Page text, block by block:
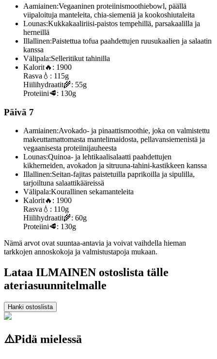
Aamiainen:Vegaaninen proteiinismoothiebowl, päällä
viipaloituja manteleita, chia-siemeniä ja kookoshiutaleita
Lounas:Kukkakaaliriisi-paistos tempehillä, parsakaalilla ja
herneillä
Illallinen:Paistettua tofua paahdettujen ruusukaalien ja salaatin
kanssa
Välipala:Selleritikut tahinilla
Kalorit🔥: 1900
Rasva 💧: 115g
Hiilihydraatit🌾: 55g
Proteiini🥩: 130g
Päivä 7
Aamiainen:Avokado- ja pinaattismoothie, joka on valmistettu
makeuttamattomasta mantelimaidosta, pellavansiemenistä ja
vegaanisesta proteiinijauheesta
Lounas:Quinoa- ja lehtikaalisalaatti paahdettujen
kikherneiden, avokadon ja sitruuna-tahini-kastikkeen kanssa
Illallinen:Seitan-fajitas paistetuilla paprikoilla ja sipulilla,
tarjoiltuna salaattikääreissä
Välipala:Kourallinen sekamanteleita
Kalorit🔥: 1900
Rasva 💧: 110g
Hiilihydraatit🌾: 60g
Proteiini🥩: 130g
Nämä arvot ovat suuntaa-antavia ja voivat vaihdella hieman
tarkkojen annoskokoja ja valmistustapoja mukaan.
Lataa ILMAINEN ostoslista tälle
ateriasuunnitelmalle
Hanki ostoslista
⚠️Pidä mielessä